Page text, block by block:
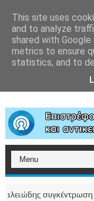
συγκέντρωση του
This site uses
and to analyze
shared with
metrics to ensure
statistics, and to